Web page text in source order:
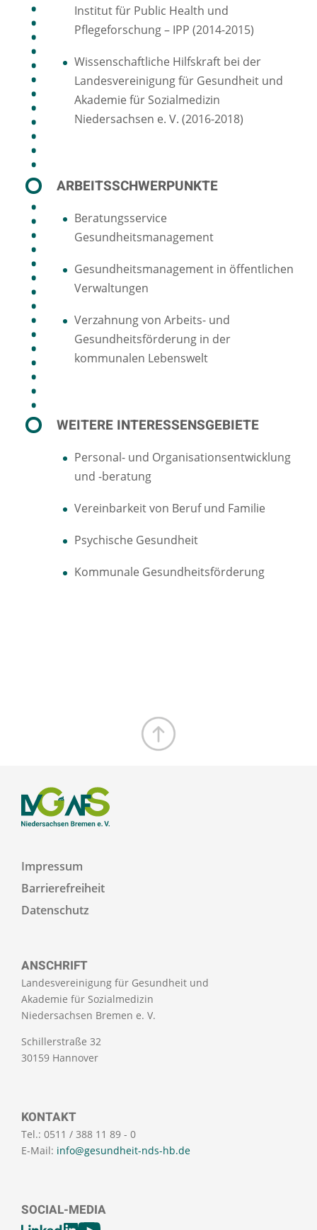
Institut für Public Health und
Pflegeforschung – IPP (2014-2015)
Wissenschaftliche Hilfskraft bei der
Landesvereinigung für Gesundheit und
Akademie für Sozialmedizin
Niedersachsen e. V. (2016-2018)
ARBEITSSCHWERPUNKTE
Beratungsservice
Gesundheitsmanagement
Gesundheitsmanagement in öffentlichen
Verwaltungen
Verzahnung von Arbeits- und
Gesundheitsförderung in der
kommunalen Lebenswelt
WEITERE INTERESSENSGEBIETE
Personal- und Organisationsentwicklung
und -beratung
Vereinbarkeit von Beruf und Familie
Psychische Gesundheit
Kommunale Gesundheitsförderung
ANSCHRIFT
Landesvereinigung für Gesundheit und
Akademie für Sozialmedizin
Niedersachsen Bremen e. V.
Schillerstraße 32
30159 Hannover
KONTAKT
Tel.: 0511 / 388 11 89 - 0
E-Mail: info@gesundheit-nds-hb.de
SOCIAL-MEDIA
Impressum
Barrierefreiheit
Datenschutz